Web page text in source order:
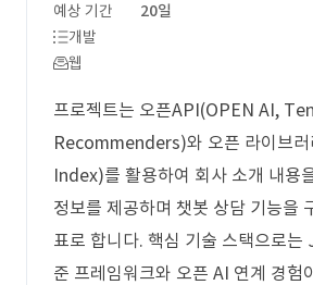
예상 기간
20일
개발
웹
프로젝트는 오픈API(OPEN AI,
Recommenders)와 오픈 라이브
Index)를 활용하여 회사 소개 내용
정보를 제공하며 챗봇 상담 기능을
표로 합니다. 핵심 기술 스택으로는
준 프레임워크와 오픈 AI 연계 경험